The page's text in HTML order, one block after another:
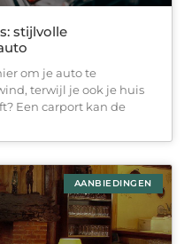
stijlvolle
om je auto te
terwijl je ook je huis
Een carport kan de
AANBIEDINGEN